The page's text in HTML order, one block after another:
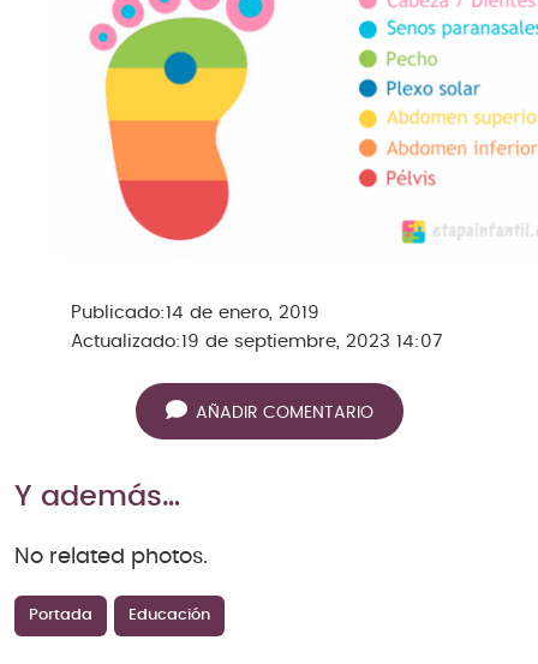
Publicado:14 de enero, 2019
Actualizado:19 de septiembre, 2023 14:07
AÑADIR COMENTARIO
Y además…
No related photos.
Portada Educación